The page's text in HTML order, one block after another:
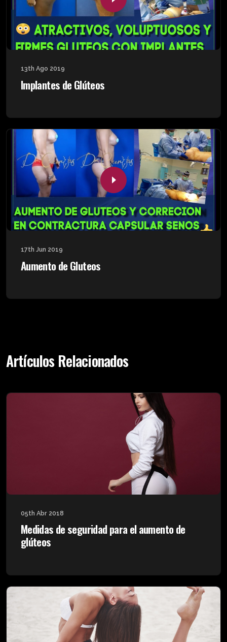
13th Ago 2019
Implantes de Glúteos
17th Jun 2019
Aumento de Gluteos
Artículos Relacionados
05th Abr 2018
Medidas de seguridad para el aumento de
glúteos